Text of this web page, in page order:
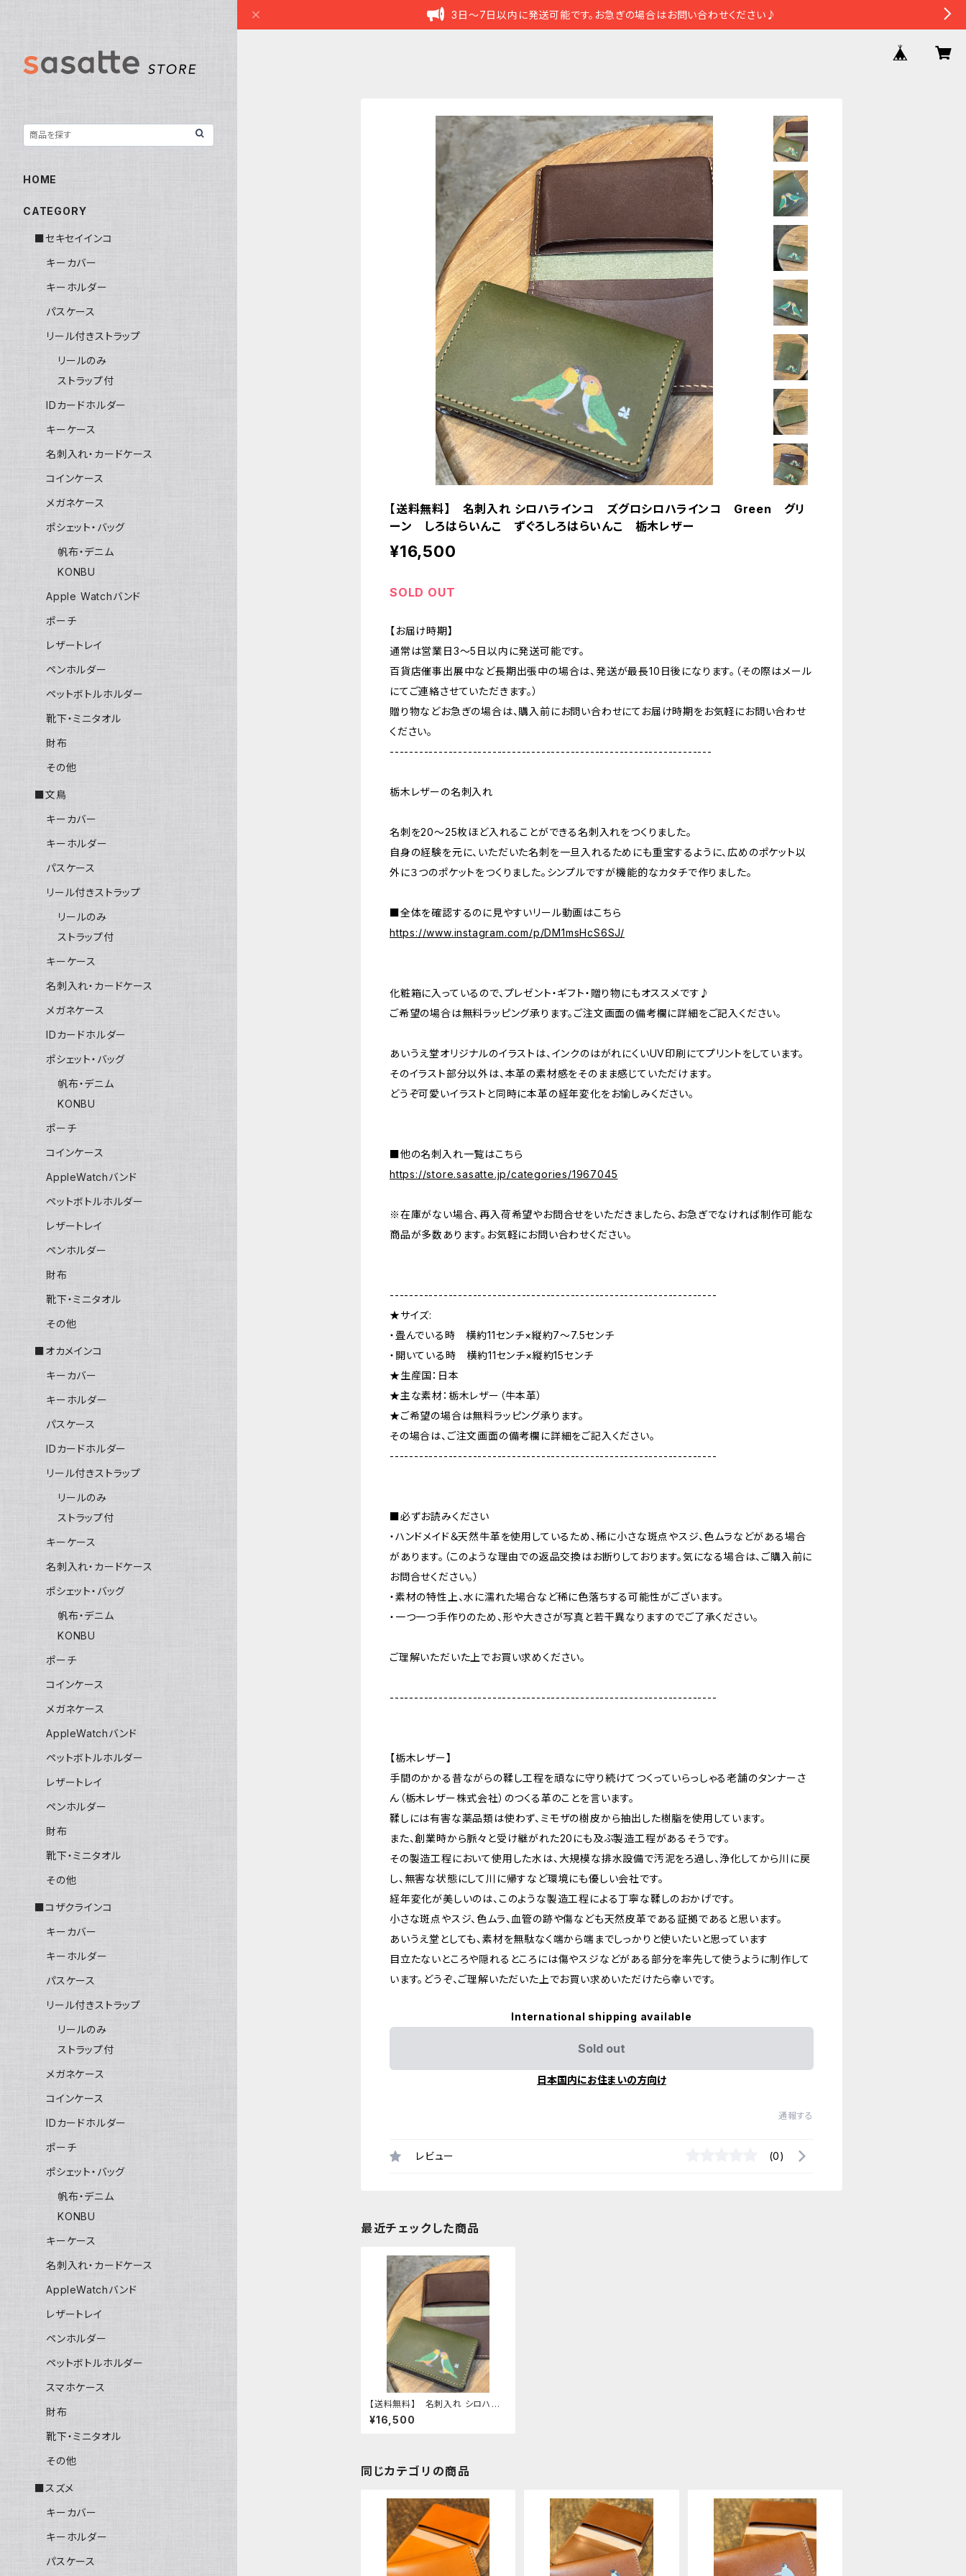
3日～7日以内に発送可能です。お急ぎの場合はお問い合わせください♪
【送料無料】 名刺入れ シロハラインコ ズグロシロハラインコ Green グリ
ーン しろはらいんこ ずぐろしろはらいんこ 栃木レザー
¥16,500
SOLD OUT
【お届け時期】
通常は営業日3〜5日以内に発送可能です。
百貨店催事出展中など長期出張中の場合は、発送が最長10日後になります。（その際はメール
にてご連絡させていただきます。）
贈り物などお急ぎの場合は、購入前にお問い合わせにてお届け時期をお気軽にお問い合わせ
ください。
------------------------------------------------------------------
栃木レザーの名刺入れ
名刺を20〜25枚ほど入れることができる名刺入れをつくりました。
自身の経験を元に、いただいた名刺を一旦入れるためにも重宝するように、広めのポケット以
外に３つのポケットをつくりました。シンプルですが機能的なカタチで作りました。
■全体を確認するのに見やすいリール動画はこちら
https://www.instagram.com/p/DM1msHcS6SJ/
化粧箱に入っているので、プレゼント・ギフト・贈り物にもオススメです♪
ご希望の場合は無料ラッピング承ります。ご注文画面の備考欄に詳細をご記入ください。
あいうえ堂オリジナルのイラストは、インクのはがれにくいUV印刷にてプリントをしています。
そのイラスト部分以外は、本革の素材感をそのまま感じていただけます。
どうぞ可愛いイラストと同時に本革の経年変化をお愉しみください。
■他の名刺入れ一覧はこちら
https://store.sasatte.jp/categories/1967045
※在庫がない場合、再入荷希望やお問合せをいただきましたら、お急ぎでなければ制作可能な
商品が多数あります。お気軽にお問い合わせください。
-------------------------------------------------------------------
★サイズ:
・畳んでいる時 横約11センチ×縦約7〜7.5センチ
・開いている時 横約11センチ×縦約15センチ
★生産国：日本
★主な素材：栃木レザー（牛本革）
★ご希望の場合は無料ラッピング承ります。
その場合は、ご注文画面の備考欄に詳細をご記入ください。
-------------------------------------------------------------------
■必ずお読みください
・ハンドメイド＆天然牛革を使用しているため、稀に小さな斑点やスジ、色ムラなどがある場合
があります。（このような理由での返品交換はお断りしております。気になる場合は、ご購入前に
お問合せください。）
・素材の特性上、水に濡れた場合など稀に色落ちする可能性がございます。
・一つ一つ手作りのため、形や大きさが写真と若干異なりますのでご了承ください。
ご理解いただいた上でお買い求めください。
-------------------------------------------------------------------
【栃木レザー】
手間のかかる昔ながらの鞣し工程を頑なに守り続けてつくっていらっしゃる老舗のタンナーさ
ん（栃木レザー株式会社）のつくる革のことを言います。
鞣しには有害な薬品類は使わず、ミモザの樹皮から抽出した樹脂を使用しています。
また、創業時から脈々と受け継がれた20にも及ぶ製造工程があるそうです。
その製造工程において使用した水は、大規模な排水設備で汚泥をろ過し、浄化してから川に戻
し、無害な状態にして川に帰すなど環境にも優しい会社です。
経年変化が美しいのは、このような製造工程による丁寧な鞣しのおかげです。
小さな斑点やスジ、色ムラ、血管の跡や傷なども天然皮革である証拠であると思います。
あいうえ堂としても、素材を無駄なく端から端までしっかりと使いたいと思っています
目立たないところや隠れるところには傷やスジなどがある部分を率先して使うように制作して
います。どうぞ、ご理解いただいた上でお買い求めいただけたら幸いです。
International shipping available
Sold out
日本国内にお住まいの方向け
通報する
レビュー (0)
最近チェックした商品
【送料無料】 名刺入れ シロハラ
インコ ズグロシロハラインコ G
reen グリーン しろはらいん
¥16,500
同じカテゴリの商品
HOME
CATEGORY
■セキセイインコ
キーカバー
キーホルダー
パスケース
リール付きストラップ
リールのみ
ストラップ付
IDカードホルダー
キーケース
名刺入れ・カードケース
コインケース
メガネケース
ポシェット・バッグ
帆布・デニム
KONBU
Apple Watchバンド
ポーチ
レザートレイ
ペンホルダー
ペットボトルホルダー
靴下・ミニタオル
財布
その他
■文鳥
キーカバー
キーホルダー
パスケース
リール付きストラップ
リールのみ
ストラップ付
キーケース
名刺入れ・カードケース
メガネケース
IDカードホルダー
ポシェット・バッグ
帆布・デニム
KONBU
ポーチ
コインケース
AppleWatchバンド
ペットボトルホルダー
レザートレイ
ペンホルダー
財布
靴下・ミニタオル
その他
■オカメインコ
キーカバー
キーホルダー
パスケース
IDカードホルダー
リール付きストラップ
リールのみ
ストラップ付
キーケース
名刺入れ・カードケース
ポシェット・バッグ
帆布・デニム
KONBU
ポーチ
コインケース
メガネケース
AppleWatchバンド
ペットボトルホルダー
レザートレイ
ペンホルダー
財布
靴下・ミニタオル
その他
■コザクラインコ
キーカバー
キーホルダー
パスケース
リール付きストラップ
リールのみ
ストラップ付
メガネケース
コインケース
IDカードホルダー
ポーチ
ポシェット・バッグ
帆布・デニム
KONBU
キーケース
名刺入れ・カードケース
AppleWatchバンド
レザートレイ
ペンホルダー
ペットボトルホルダー
スマホケース
財布
靴下・ミニタオル
その他
■スズメ
キーカバー
キーホルダー
パスケース